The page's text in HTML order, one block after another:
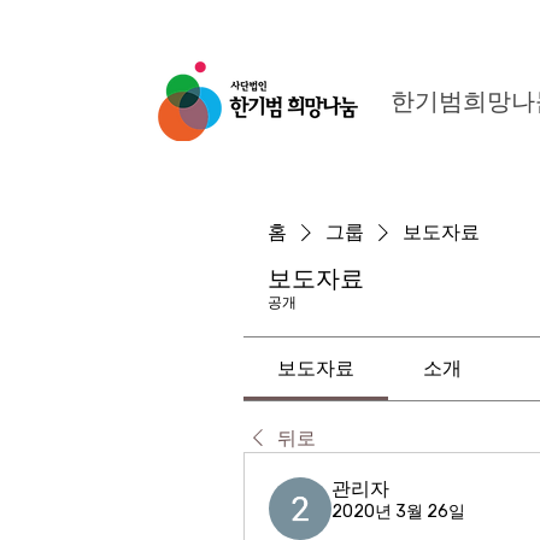
한기범희망
홈 그룹 보도자료
보도자료
공개
보도자료 소개
뒤로
관리자
2020년 3월 26일